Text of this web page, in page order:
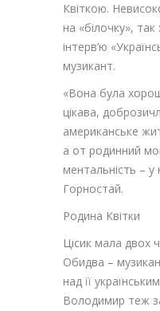
Квіткою.
на «білочку», так
інтерв’ю
музикант.
«Вона була
цікава,
американське
а от родинний
ментальність – у
Горностай.
Родина Квітки
Цісик мала двох
Обидва –
над її
Володимир теж